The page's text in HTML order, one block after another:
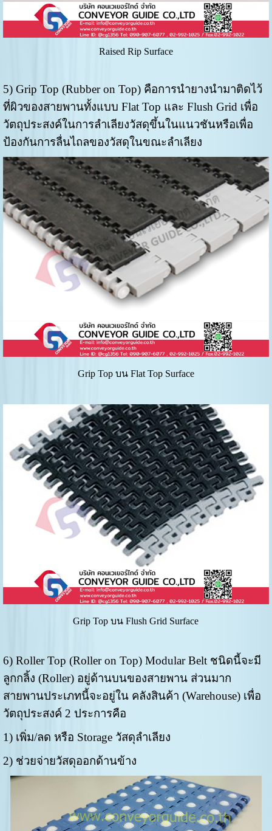
Raised Rip Surface
5) Grip Top (Rubber on Top) คือการนำยางนำมาติดไว้
ที่ผิวของสายพานทั้งแบบ Flat Top และ Flush Grid เพื่อ
วัตถุประสงค์ในการลำเลียงวัสดุขึ้นในแนวชันหรือเพื่อ
ป้องกันการลื่นไถลของวัสดุในขณะลำเลียง
Grip Top บน Flat Top Surface
Grip Top บน Flush Grid Surface
6) Roller Top (Roller on Top) Modular Belt ชนิดนี้จะมี
ลูกกลิ้ง (Roller) อยู่ด้านบนของสายพาน ส่วนมาก
สายพานประเภทนี้จะอยู่ใน คลังสินค้า (Warehouse) เพื่อ
วัตถุประสงค์ 2 ประการคือ
1) เพิ่ม/ลด หรือ Storage วัสดุลำเลียง
2) ช่วยจ่ายวัสดุออกด้านข้าง